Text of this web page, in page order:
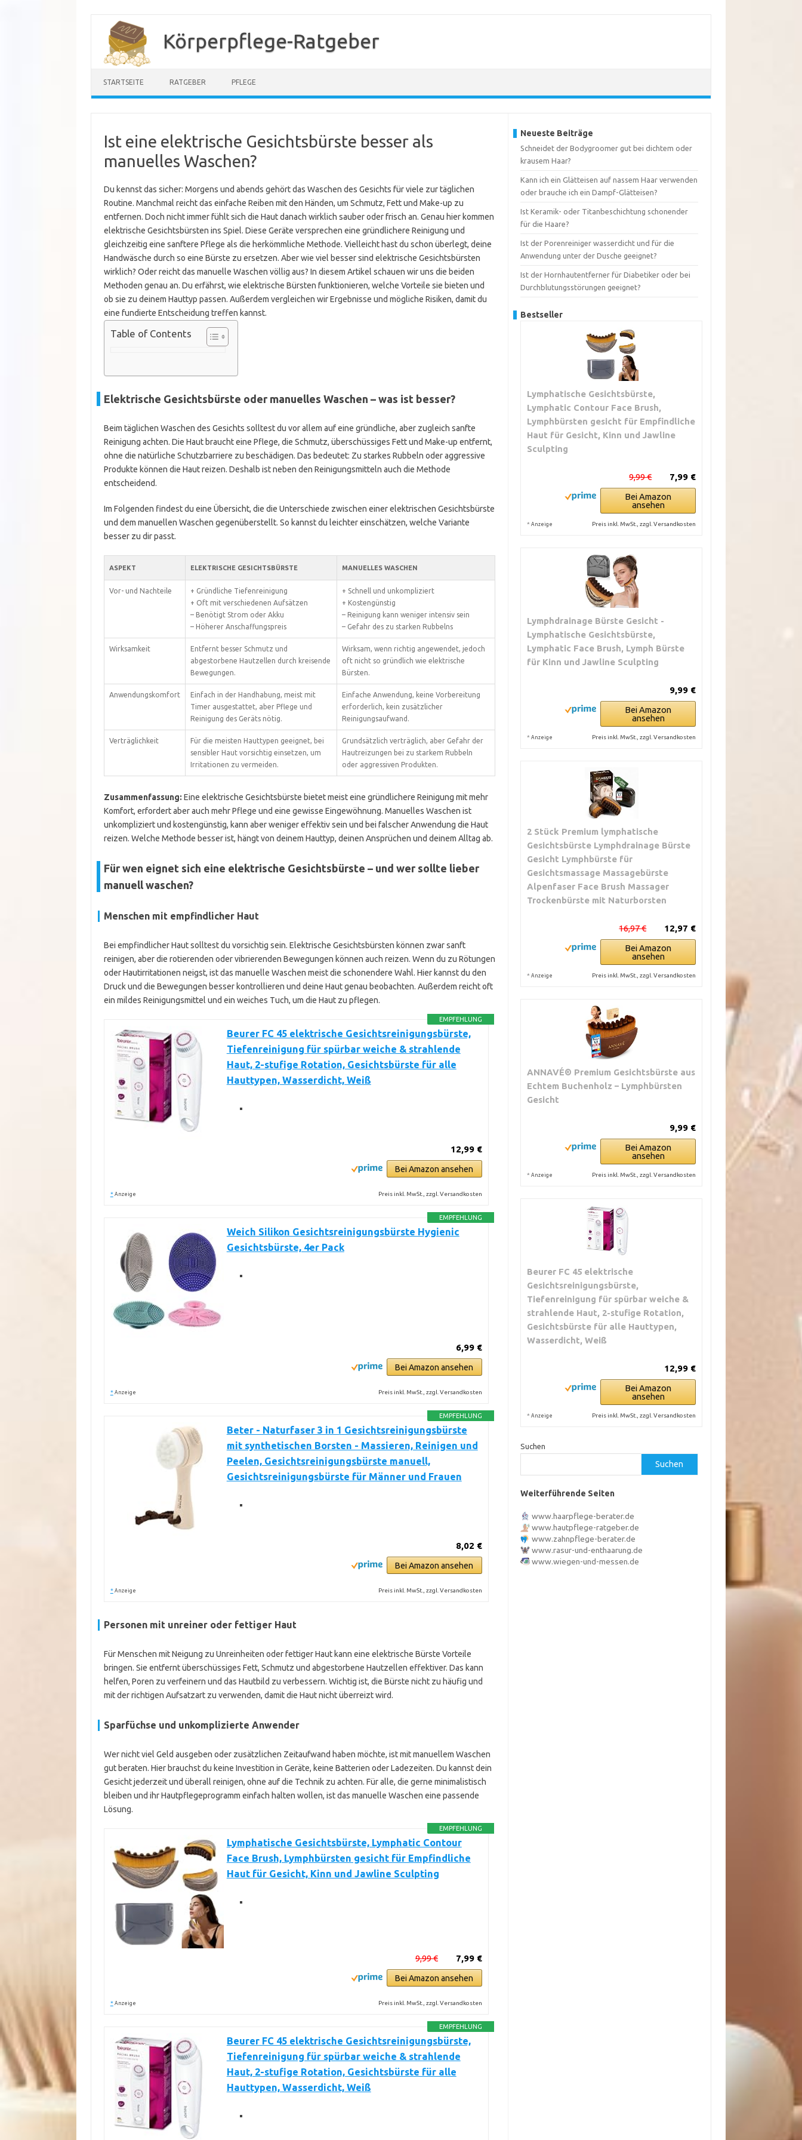
Inhalt
springen
Körperpflege-Ratgeber
STARTSEITE RATGEBER PFLEGE
Ist eine elektrische Gesichtsbürste besser als
manuelles Waschen?
Du kennst das sicher: Morgens und abends gehört das Waschen des Gesichts für viele zur täglichen
Routine. Manchmal reicht das einfache Reiben mit den Händen, um Schmutz, Fett und Make-up zu
entfernen. Doch nicht immer fühlt sich die Haut danach wirklich sauber oder frisch an. Genau hier kommen
elektrische Gesichtsbürsten ins Spiel. Diese Geräte versprechen eine gründlichere Reinigung und
gleichzeitig eine sanftere Pflege als die herkömmliche Methode. Vielleicht hast du schon überlegt, deine
Handwäsche durch so eine Bürste zu ersetzen. Aber wie viel besser sind elektrische Gesichtsbürsten
wirklich? Oder reicht das manuelle Waschen völlig aus? In diesem Artikel schauen wir uns die beiden
Methoden genau an. Du erfährst, wie elektrische Bürsten funktionieren, welche Vorteile sie bieten und
ob sie zu deinem Hauttyp passen. Außerdem vergleichen wir Ergebnisse und mögliche Risiken, damit du
eine fundierte Entscheidung treffen kannst.
Table of Contents
Elektrische Gesichtsbürste oder manuelles Waschen – was ist besser?
Beim täglichen Waschen des Gesichts solltest du vor allem auf eine gründliche, aber zugleich sanfte
Reinigung achten. Die Haut braucht eine Pflege, die Schmutz, überschüssiges Fett und Make-up entfernt,
ohne die natürliche Schutzbarriere zu beschädigen. Das bedeutet: Zu starkes Rubbeln oder aggressive
Produkte können die Haut reizen. Deshalb ist neben den Reinigungsmitteln auch die Methode
entscheidend.
Im Folgenden findest du eine Übersicht, die die Unterschiede zwischen einer elektrischen Gesichtsbürste
und dem manuellen Waschen gegenüberstellt. So kannst du leichter einschätzen, welche Variante
besser zu dir passt.
ASPEKT ELEKTRISCHE GESICHTSBÜRSTE MANUELLES WASCHEN
Vor- und Nachteile
+ Gründliche Tiefenreinigung
+ Oft mit verschiedenen Aufsätzen
– Benötigt Strom oder Akku
– Höherer Anschaffungspreis
+ Schnell und unkompliziert
+ Kostengünstig
– Reinigung kann weniger intensiv sein
– Gefahr des zu starken Rubbelns
Wirksamkeit
Entfernt besser Schmutz und
abgestorbene Hautzellen durch kreisende
Bewegungen.
Wirksam, wenn richtig angewendet, jedoch
oft nicht so gründlich wie elektrische
Bürsten.
Anwendungskomfort
Einfach in der Handhabung, meist mit
Timer ausgestattet, aber Pflege und
Reinigung des Geräts nötig.
Einfache Anwendung, keine Vorbereitung
erforderlich, kein zusätzlicher
Reinigungsaufwand.
Verträglichkeit
Für die meisten Hauttypen geeignet, bei
sensibler Haut vorsichtig einsetzen, um
Irritationen zu vermeiden.
Grundsätzlich verträglich, aber Gefahr der
Hautreizungen bei zu starkem Rubbeln
oder aggressiven Produkten.
Zusammenfassung: Eine elektrische Gesichtsbürste bietet meist eine gründlichere Reinigung mit mehr
Komfort, erfordert aber auch mehr Pflege und eine gewisse Eingewöhnung. Manuelles Waschen ist
unkompliziert und kostengünstig, kann aber weniger effektiv sein und bei falscher Anwendung die Haut
reizen. Welche Methode besser ist, hängt von deinem Hauttyp, deinen Ansprüchen und deinem Alltag ab.
Für wen eignet sich eine elektrische Gesichtsbürste – und wer sollte lieber
manuell waschen?
Menschen mit empfindlicher Haut
Bei empfindlicher Haut solltest du vorsichtig sein. Elektrische Gesichtsbürsten können zwar sanft
reinigen, aber die rotierenden oder vibrierenden Bewegungen können auch reizen. Wenn du zu Rötungen
oder Hautirritationen neigst, ist das manuelle Waschen meist die schonendere Wahl. Hier kannst du den
Druck und die Bewegungen besser kontrollieren und deine Haut genau beobachten. Außerdem reicht oft
ein mildes Reinigungsmittel und ein weiches Tuch, um die Haut zu pflegen.
EMPFEHLUNG
Beurer FC 45 elektrische Gesichtsreinigungsbürste,
Tiefenreinigung für spürbar weiche & strahlende
Haut, 2-stufige Rotation, Gesichtsbürste für alle
Hauttypen, Wasserdicht, Weiß
12,99 €
Bei Amazon ansehen
* Anzeige Preis inkl. MwSt., zzgl. Versandkosten
EMPFEHLUNG
Weich Silikon Gesichtsreinigungsbürste Hygienic
Gesichtsbürste, 4er Pack
6,99 €
Bei Amazon ansehen
* Anzeige Preis inkl. MwSt., zzgl. Versandkosten
EMPFEHLUNG
Beter - Naturfaser 3 in 1 Gesichtsreinigungsbürste
mit synthetischen Borsten - Massieren, Reinigen und
Peelen, Gesichtsreinigungsbürste manuell,
Gesichtsreinigungsbürste für Männer und Frauen
8,02 €
Bei Amazon ansehen
* Anzeige Preis inkl. MwSt., zzgl. Versandkosten
Personen mit unreiner oder fettiger Haut
Für Menschen mit Neigung zu Unreinheiten oder fettiger Haut kann eine elektrische Bürste Vorteile
bringen. Sie entfernt überschüssiges Fett, Schmutz und abgestorbene Hautzellen effektiver. Das kann
helfen, Poren zu verfeinern und das Hautbild zu verbessern. Wichtig ist, die Bürste nicht zu häufig und
mit der richtigen Aufsatzart zu verwenden, damit die Haut nicht überreizt wird.
Sparfüchse und unkomplizierte Anwender
Wer nicht viel Geld ausgeben oder zusätzlichen Zeitaufwand haben möchte, ist mit manuellem Waschen
gut beraten. Hier brauchst du keine Investition in Geräte, keine Batterien oder Ladezeiten. Du kannst dein
Gesicht jederzeit und überall reinigen, ohne auf die Technik zu achten. Für alle, die gerne minimalistisch
bleiben und ihr Hautpflegeprogramm einfach halten wollen, ist das manuelle Waschen eine passende
Lösung.
EMPFEHLUNG
Lymphatische Gesichtsbürste, Lymphatic Contour
Face Brush, Lymphbürsten gesicht für Empfindliche
Haut für Gesicht, Kinn und Jawline Sculpting
7,99 €
9,99 €
Bei Amazon ansehen
* Anzeige Preis inkl. MwSt., zzgl. Versandkosten
EMPFEHLUNG
Beurer FC 45 elektrische Gesichtsreinigungsbürste,
Tiefenreinigung für spürbar weiche & strahlende
Haut, 2-stufige Rotation, Gesichtsbürste für alle
Hauttypen, Wasserdicht, Weiß
Neueste Beiträge
Schneidet der Bodygroomer gut bei dichtem oder
krausem Haar?
Kann ich ein Glätteisen auf nassem Haar verwenden
oder brauche ich ein Dampf-Glätteisen?
Ist Keramik- oder Titanbeschichtung schonender
für die Haare?
Ist der Porenreiniger wasserdicht und für die
Anwendung unter der Dusche geeignet?
Ist der Hornhautentferner für Diabetiker oder bei
Durchblutungsstörungen geeignet?
Bestseller
Lymphatische Gesichtsbürste,
Lymphatic Contour Face Brush,
Lymphbürsten gesicht für Empfindliche
Haut für Gesicht, Kinn und Jawline
Sculpting
7,99 €
9,99 €
Bei Amazon
ansehen
* Anzeige Preis inkl. MwSt., zzgl. Versandkosten
Lymphdrainage Bürste Gesicht -
Lymphatische Gesichtsbürste,
Lymphatic Face Brush, Lymph Bürste
für Kinn und Jawline Sculpting
9,99 €
Bei Amazon
ansehen
* Anzeige Preis inkl. MwSt., zzgl. Versandkosten
2 Stück Premium lymphatische
Gesichtsbürste Lymphdrainage Bürste
Gesicht Lymphbürste für
Gesichtsmassage Massagebürste
Alpenfaser Face Brush Massager
Trockenbürste mit Naturborsten
12,97 €
16,97 €
Bei Amazon
ansehen
* Anzeige Preis inkl. MwSt., zzgl. Versandkosten
ANNAVÉ® Premium Gesichtsbürste aus
Echtem Buchenholz – Lymphbürsten
Gesicht
9,99 €
Bei Amazon
ansehen
* Anzeige Preis inkl. MwSt., zzgl. Versandkosten
Beurer FC 45 elektrische
Gesichtsreinigungsbürste,
Tiefenreinigung für spürbar weiche &
strahlende Haut, 2-stufige Rotation,
Gesichtsbürste für alle Hauttypen,
Wasserdicht, Weiß
12,99 €
Bei Amazon
ansehen
* Anzeige Preis inkl. MwSt., zzgl. Versandkosten
Suchen
Suchen
Weiterführende Seiten
www.haarpflege-berater.de
www.hautpflege-ratgeber.de
www.zahnpflege-berater.de
www.rasur-und-enthaarung.de
www.wiegen-und-messen.de